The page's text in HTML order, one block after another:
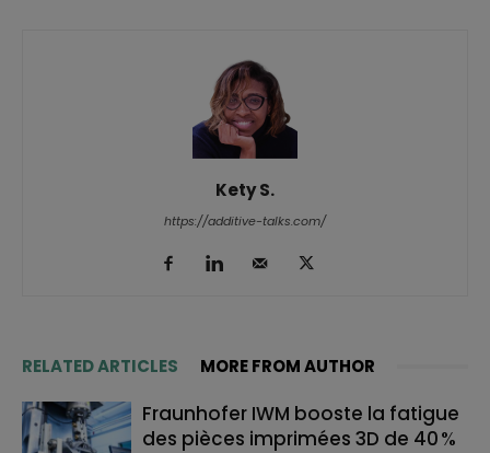
Kety S.
https://additive-talks.com/
RELATED ARTICLES MORE FROM AUTHOR
Fraunhofer IWM booste la fatigue
des pièces imprimées 3D de 40 %